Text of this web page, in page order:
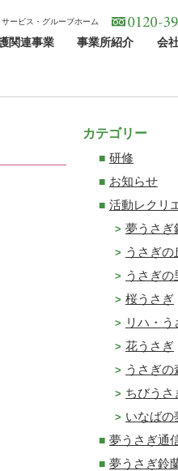
ービス・グループホーム
関連事業 事業所紹介 会
カテゴリー
研修
お知らせ
活動レクリ
夢うさぎ
うさぎの
うさぎの
桜うさぎ
リハ・う
花うさぎ
うさぎの
ちびうさ
いなばの
夢うさぎ通
夢うさぎ鈴